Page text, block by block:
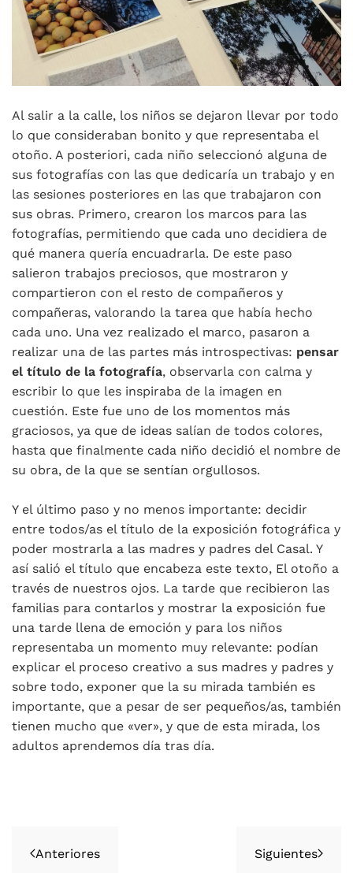
Al salir a la calle, los niños se dejaron llevar por todo
lo que consideraban bonito y que representaba el
otoño. A posteriori, cada niño seleccionó alguna de
sus fotografías con las que dedicaría un trabajo y en
las sesiones posteriores en las que trabajaron con
sus obras. Primero, crearon los marcos para las
fotografías, permitiendo que cada uno decidiera de
qué manera quería encuadrarla. De este paso
salieron trabajos preciosos, que mostraron y
compartieron con el resto de compañeros y
compañeras, valorando la tarea que había hecho
cada uno. Una vez realizado el marco, pasaron a
realizar una de las partes más introspectivas: pensar
el título de la fotografía, observarla con calma y
escribir lo que les inspiraba de la imagen en
cuestión. Este fue uno de los momentos más
graciosos, ya que de ideas salían de todos colores,
hasta que finalmente cada niño decidió el nombre de
su obra, de la que se sentían orgullosos.
Y el último paso y no menos importante: decidir
entre todos/as el título de la exposición fotográfica y
poder mostrarla a las madres y padres del Casal. Y
así salió el título que encabeza este texto, El otoño a
través de nuestros ojos. La tarde que recibieron las
familias para contarlos y mostrar la exposición fue
una tarde llena de emoción y para los niños
representaba un momento muy relevante: podían
explicar el proceso creativo a sus madres y padres y
sobre todo, exponer que la su mirada también es
importante, que a pesar de ser pequeños/as, también
tienen mucho que «ver», y que de esta mirada, los
adultos aprendemos día tras día.
Anteriores Siguientes